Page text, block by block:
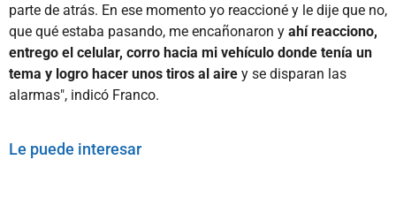
parte de atrás. En ese momento yo reaccioné y le dije que no,
que qué estaba pasando, me encañonaron y ahí reacciono,
entrego el celular, corro hacia mi vehículo donde tenía un
tema y logro hacer unos tiros al aire y se disparan las
alarmas", indicó Franco.
Le puede interesar